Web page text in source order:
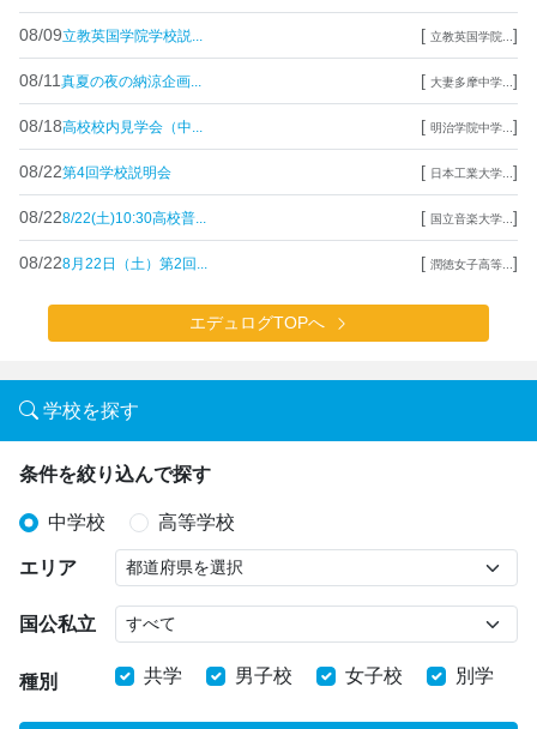
08/09立教英国学院学校説... [ 立教英国学院... ]
08/11 真夏の夜の納涼企画... [ 大妻多摩中学... ]
08/18高校校内見学会（中... [ 明治学院中学... ]
08/22第4回学校説明会 [ 日本工業大学... ]
08/228/22(土)10:30高校普... [ 国立音楽大学... ]
08/228月22日（土）第2回... [ 潤徳女子高等... ]
エデュログTOPへ
学校を探す
条件を絞り込んで探す
中学校 高等学校
エリア
国公私立
種別 共学 男子校 女子校 別学